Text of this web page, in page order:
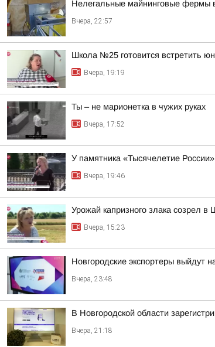
Нелегальные майнинговые фермы
Вчера, 22:57
Школа №25 готовится встретить
Вчера, 19:19
Ты – не марионетка в чужих руках
Вчера, 17:52
У памятника «Тысячелетие
Вчера, 19:46
Урожай капризного злака созрел в
Вчера, 15:23
Новгородские экспортеры выйдут
Вчера, 23:48
В Новгородской области
Вчера, 21:18